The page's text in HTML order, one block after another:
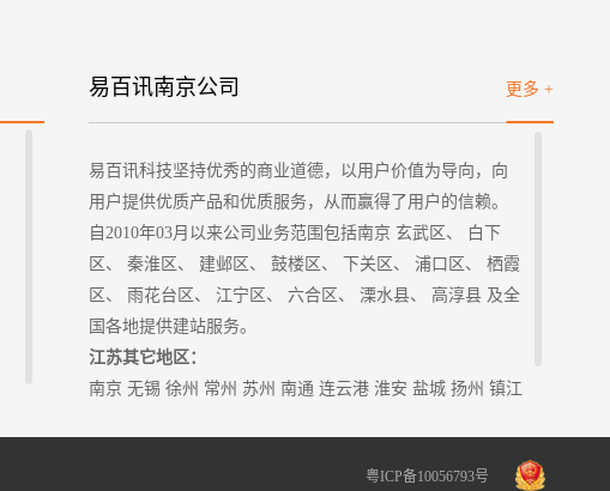
更多 +
易百讯南京公司
易百讯科技坚持优秀的商业道德，以用户价值为导向，向
用户提供优质产品和优质服务，从而赢得了用户的信赖。
自2010年03月以来公司业务范围包括南京 玄武区、 白下
区、 秦淮区、 建邺区、 鼓楼区、 下关区、 浦口区、 栖霞
区、 雨花台区、 江宁区、 六合区、 溧水县、 高淳县 及全
国各地提供建站服务。
江苏其它地区：
南京 无锡 徐州 常州 苏州 南通 连云港 淮安 盐城 扬州 镇江
粤ICP备10056793号